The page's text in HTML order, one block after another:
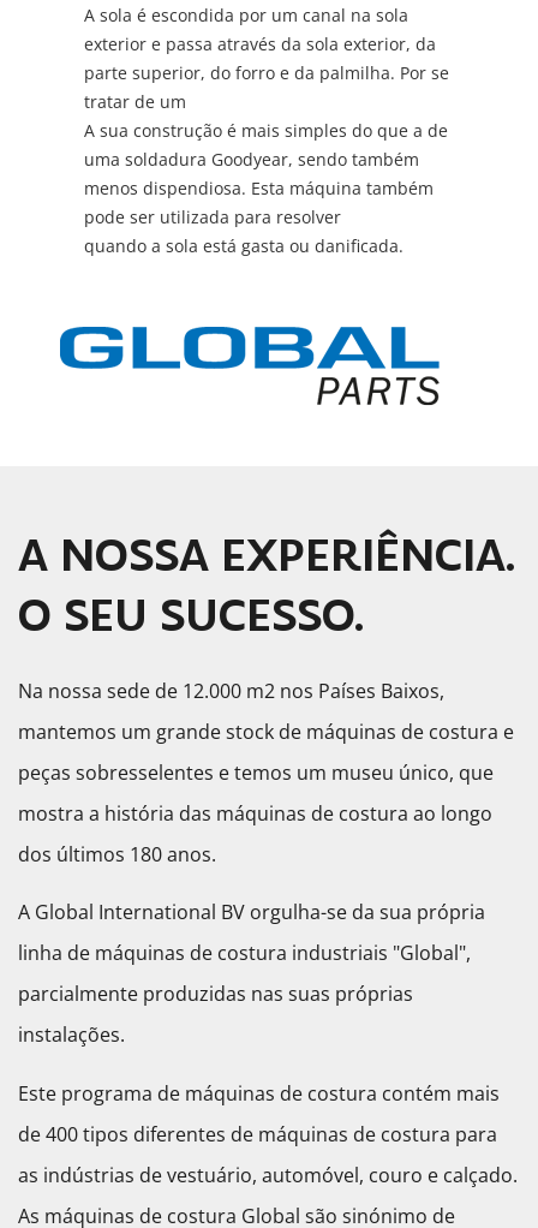
A sola é escondida por um canal na sola
exterior e passa através da sola exterior, da
parte superior, do forro e da palmilha. Por se
tratar de um
A sua construção é mais simples do que a de
uma soldadura Goodyear, sendo também
menos dispendiosa. Esta máquina também
pode ser utilizada para resolver
quando a sola está gasta ou danificada.
A NOSSA EXPERIÊNCIA.
O SEU SUCESSO.
Na nossa sede de 12.000 m2 nos Países Baixos,
mantemos um grande stock de máquinas de costura e
peças sobresselentes e temos um museu único, que
mostra a história das máquinas de costura ao longo
dos últimos 180 anos.
A Global International BV orgulha-se da sua própria
linha de máquinas de costura industriais "Global",
parcialmente produzidas nas suas próprias
instalações.
Este programa de máquinas de costura contém mais
de 400 tipos diferentes de máquinas de costura para
as indústrias de vestuário, automóvel, couro e calçado.
As máquinas de costura Global são sinónimo de